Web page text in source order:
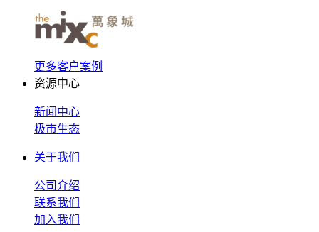
更多客户案例
资源中心
新闻中心
极市生态
关于我们
公司介绍
联系我们
加入我们